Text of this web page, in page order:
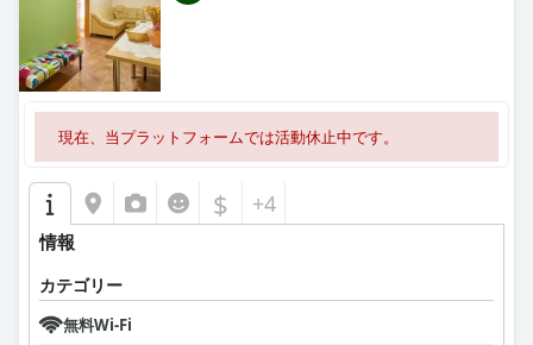
現在、当プラットフォームでは活動休止中です。
$ +4
情報
カテゴリー
無料Wi-Fi